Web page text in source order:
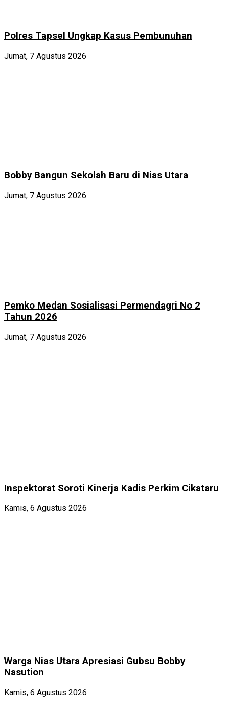
Polres Tapsel Ungkap Kasus Pembunuhan
Jumat, 7 Agustus 2026
Bobby Bangun Sekolah Baru di Nias Utara
Jumat, 7 Agustus 2026
Pemko Medan Sosialisasi Permendagri No 2
Tahun 2026
Jumat, 7 Agustus 2026
Inspektorat Soroti Kinerja Kadis Perkim Cikataru
Kamis, 6 Agustus 2026
Warga Nias Utara Apresiasi Gubsu Bobby
Nasution
Kamis, 6 Agustus 2026